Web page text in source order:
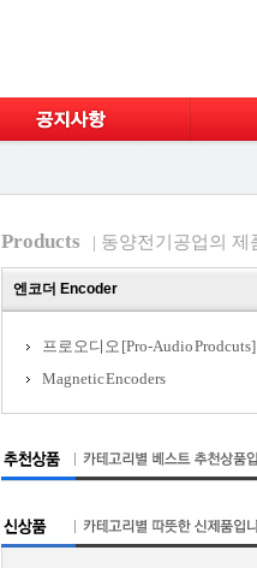
Products | 동양전기공업의 제
엔코더 Encoder
프로오디오 [Pro-Audio Prodcuts]
Magnetic Encoders